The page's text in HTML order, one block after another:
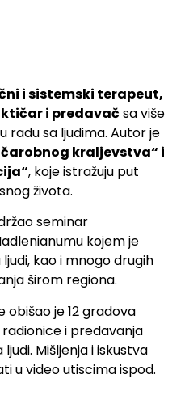
i sistemski terapeut,
i predavač sa više
radu sa ljudima. Autor je
kraljevstva“ i
, koje istražuju put
života.
seminar
kojem je
kao i mnogo drugih
širom regiona.
je 12 gradova
i predavanja
Mišljenja i iskustva
u video utiscima ispod.